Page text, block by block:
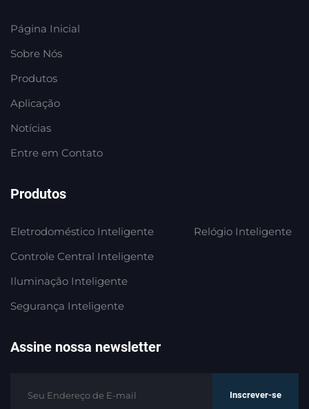
Página Inicial
Sobre Nós
Produtos
Aplicação
Notícias
Entre em Contato
Produtos
Eletrodoméstico Inteligente
Controle Central Inteligente
Iluminação Inteligente
Segurança Inteligente
Relógio Inteligente
Assine nossa newsletter
Inscrever-se